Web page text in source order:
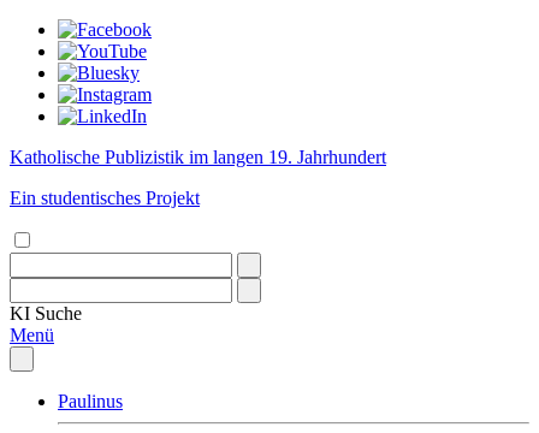
Katholische Publizistik im langen 19. Jahrhundert
Ein studentisches Projekt
KI Suche
Menü
Paulinus